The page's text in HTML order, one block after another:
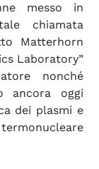
messo in
chiamata
Matterhorn
Laboratory”
nonché
ancora oggi
dei plasmi e